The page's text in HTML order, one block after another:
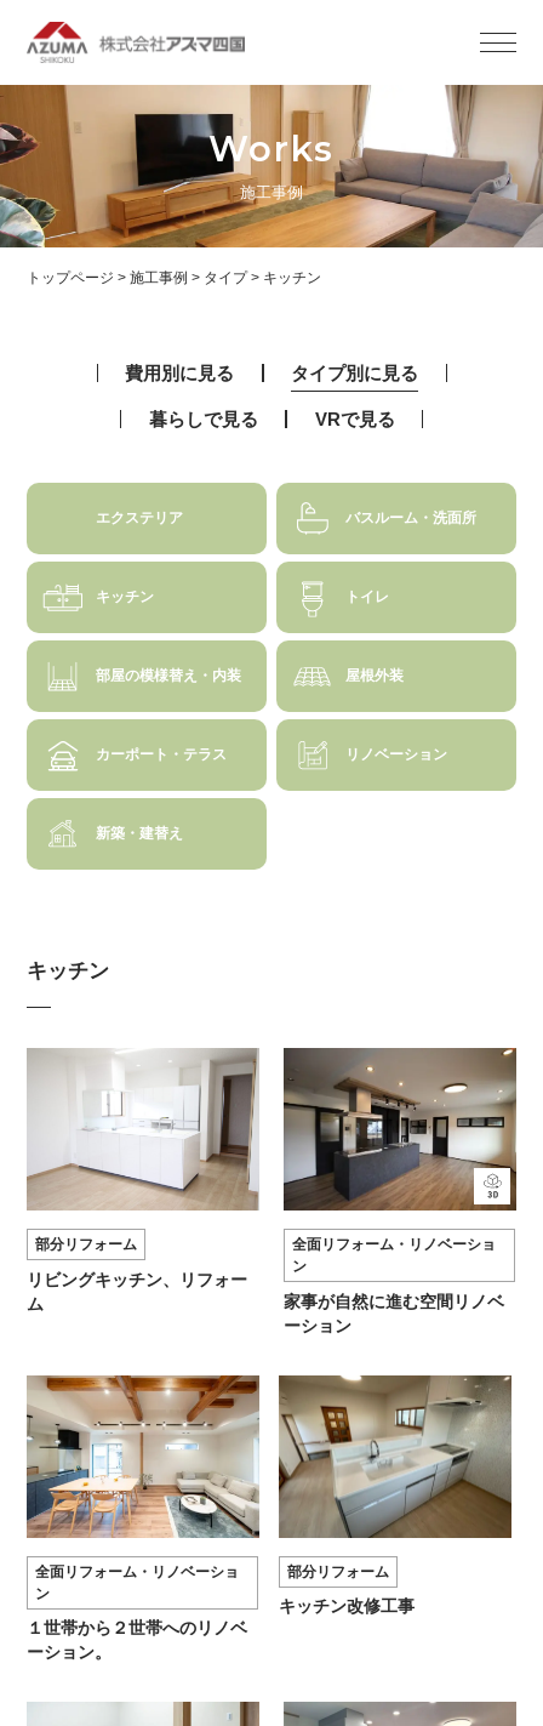
Works
施工事例
トップページ >施工事例 > タイプ> キッチン
費用別に見る タイプ別に見る
暮らしで見る VRで見る
エクステリア バスルーム・洗面所
キッチン トイレ
部屋の模様替え・内装 屋根外装
カーポート・テラス リノベーション
新築・建替え
キッチン
部分リフォーム
リビングキッチン、リフォー
ム
全面リフォーム・リノベーショ
ン
家事が自然に進む空間リノベ
ーション
全面リフォーム・リノベーショ
ン
１世帯から２世帯へのリノベ
ーション。
部分リフォーム
キッチン改修工事